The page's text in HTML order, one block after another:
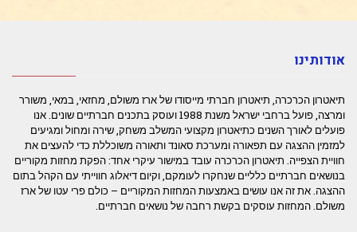
אודותינו
תיאטרון הכרכרה, תיאטרון חברתי מייסודו של ארז משולם, מחזאי, במאי, משורר
ומרצה, פועל ברחבי ישראל משנת 1988 ועוסק בתכנים חברתיים שונים. אנו
פועלים לאורך השנים כתיאטרון מקצועי המשלב משחק, שירה ומחול ומגיעים
למזמין ההצגה עם תפאורה ומערכת סאונד ותאורה משוכללת כדי להעצים את
חוויית הצפייה. תיאטרון הכרכרה עובד במישור עיקרי אחד: הפקת מחזות מקוריים
בנושאים חברתיים כלליים שנחקרו לעומקם, וקיום דיאלוג חווייתי עם הקהל בתום
ההצגה. את זה אנו עושים באמצעות המחזות המקוריים – כולם פרי עטו של ארז
משולם. המחזות עוסקים בקשת רחבה של נושאים חברתיים.